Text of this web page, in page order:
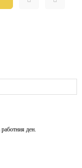
ден.